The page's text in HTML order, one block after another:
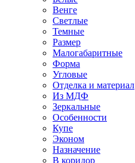
Венге
Светлые
Темные
Размер
Малогабаритные
Форма
Угловые
Отделка и материал
Из МДФ
Зеркальные
Особенности
Купе
Эконом
Назначение
В коридор